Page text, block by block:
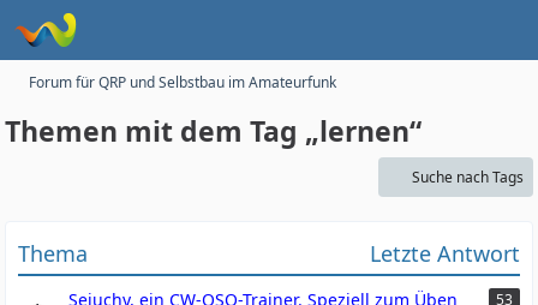
Forum für QRP und Selbstbau im Amateurfunk
Themen mit dem Tag „lernen“
Suche nach Tags
Thema Letzte Antwort
Seiuchy, ein CW-QSO-Trainer. Speziell zum Üben
53